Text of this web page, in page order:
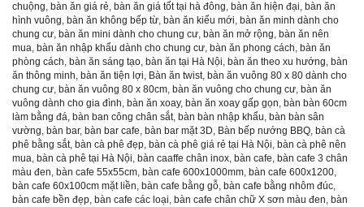
chuộng, bàn ăn giá rẻ, bàn ăn giá tốt tại hà đông, bàn ăn hiện đại, bàn ăn
hình vuông, bàn ăn không bếp từ, bàn ăn kiểu mới, bàn ăn minh dành cho
chung cư, bàn ăn mini dành cho chung cư, bàn ăn mở rộng, bàn ăn nên
mua, bàn ăn nhập khẩu dành cho chung cư, bàn ăn phong cách, bàn ăn
phòng cách, bàn ăn sáng tạo, bàn ăn tại Hà Nội, bàn ăn theo xu hướng, bàn
ăn thông minh, bàn ăn tiện lợi, Bàn ăn twist, bàn ăn vuông 80 x 80 dành cho
chung cư, bàn ăn vuông 80 x 80cm, bàn ăn vuông cho chung cư, bàn ăn
vuông dành cho gia đình, bàn ăn xoay, bàn ăn xoay gấp gọn, bàn bàn 60cm
làm bằng đá, bàn ban công chân sắt, bàn bàn nhập khẩu, bàn bàn sân
vường, bàn bar, bàn bar cafe, bàn bar mặt 3D, Bàn bếp nướng BBQ, bàn cà
phê bằng sắt, bàn cà phê đẹp, bàn cà phê giá rẻ tại Hà Nội, bàn cà phê nên
mua, bàn cà phê tại Hà Nội, bàn caaffe chân inox, bàn cafe, bàn cafe 3 chân
màu đen, bàn cafe 55x55cm, bàn cafe 600x1000mm, bàn cafe 600x1200,
bàn cafe 60x100cm mặt liền, bàn cafe bằng gỗ, bàn cafe bằng nhôm đúc,
bàn cafe bền đẹp, bàn cafe các loại, bàn cafe chân chữ X sơn màu đen, bàn